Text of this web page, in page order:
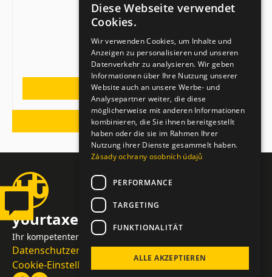
MEHR
ALLE ARTIKEL
yourtaxes.cz
Ihr kompetenter Partner für Ihre Steuern und Buchhaltung
Datenschutzerklärung
Cookie-Einstellungen
CZECH
GERMAN
Diese Webseite verwendet
Cookies.
Wir verwenden Cookies, um Inhalte und
Anzeigen zu personalisieren und unseren
Datenverkehr zu analysieren. Wir geben
Informationen über Ihre Nutzung unserer
Website auch an unsere Werbe- und
Analysepartner weiter, die diese
möglicherweise mit anderen Informationen
kombinieren, die Sie ihnen bereitgestellt
haben oder die sie im Rahmen Ihrer
Nutzung ihrer Dienste gesammelt haben.
Zásady ochrany osobních údajů
PERFORMANCE
TARGETING
FUNKTIONALITÄT
ALLE AKZEPTIEREN